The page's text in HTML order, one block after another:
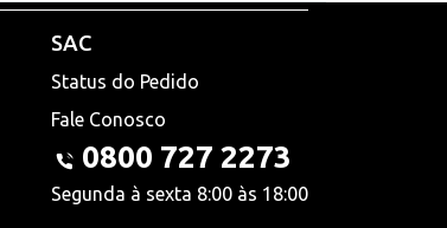
SAC
Status do Pedido
Fale Conosco
0800 727 2273
Segunda à sexta 8:00 às 18:00